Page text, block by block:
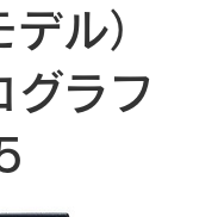
ル）
グラフ